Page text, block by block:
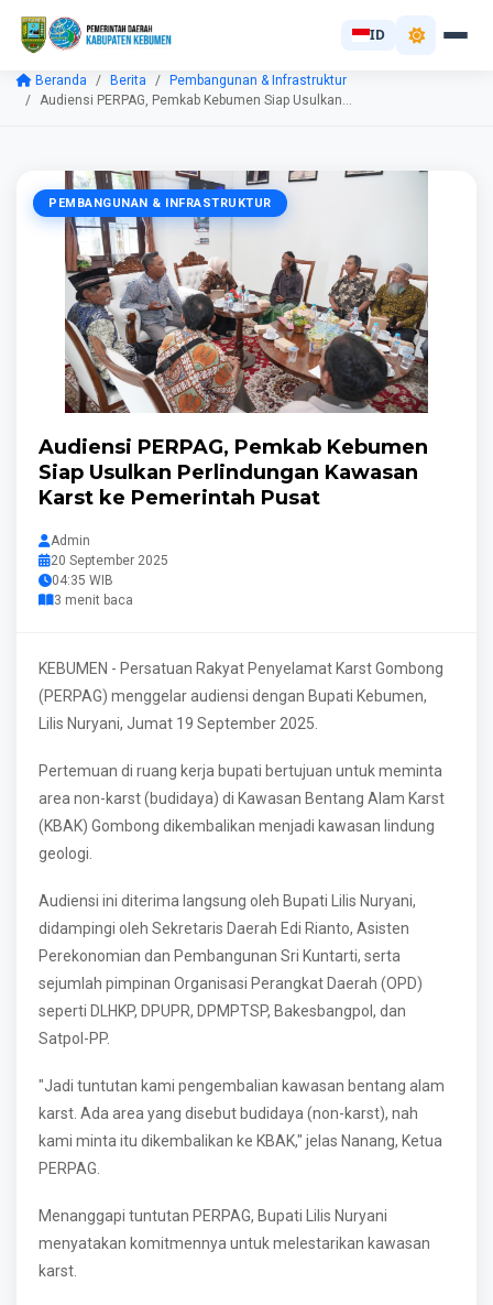
ID
Beranda Berita
Pembangunan & Infrastruktur
Audiensi PERPAG, Pemkab Kebumen Siap Usulkan...
PEMBANGUNAN & INFRASTRUKTUR
Audiensi PERPAG, Pemkab Kebumen
Siap Usulkan Perlindungan Kawasan
Karst ke Pemerintah Pusat
Admin
20 September 2025
04:35 WIB
3 menit baca
KEBUMEN - Persatuan Rakyat Penyelamat Karst Gombong
(PERPAG) menggelar audiensi dengan Bupati Kebumen,
Lilis Nuryani, Jumat 19 September 2025.
Pertemuan di ruang kerja bupati bertujuan untuk meminta
area non-karst (budidaya) di Kawasan Bentang Alam Karst
(KBAK) Gombong dikembalikan menjadi kawasan lindung
geologi.
Audiensi ini diterima langsung oleh Bupati Lilis Nuryani,
didampingi oleh Sekretaris Daerah Edi Rianto, Asisten
Perekonomian dan Pembangunan Sri Kuntarti, serta
sejumlah pimpinan Organisasi Perangkat Daerah (OPD)
seperti DLHKP, DPUPR, DPMPTSP, Bakesbangpol, dan
Satpol-PP.
"Jadi tuntutan kami pengembalian kawasan bentang alam
karst. Ada area yang disebut budidaya (non-karst), nah
kami minta itu dikembalikan ke KBAK," jelas Nanang, Ketua
PERPAG.
Menanggapi tuntutan PERPAG, Bupati Lilis Nuryani
menyatakan komitmennya untuk melestarikan kawasan
karst.